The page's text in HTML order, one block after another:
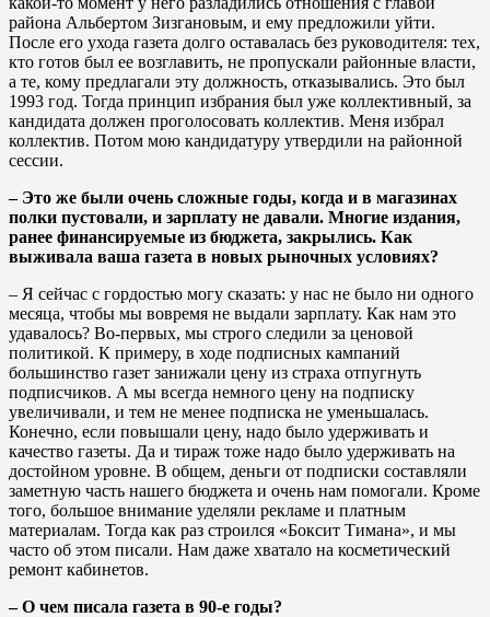
района Альбертом Зизгановым, и ему предложили уйти.
После его ухода газета долго оставалась без руководителя: тех,
кто готов был ее возглавить, не пропускали районные власти,
а те, кому предлагали эту должность, отказывались. Это был
1993 год. Тогда принцип избрания был уже коллективный, за
кандидата должен проголосовать коллектив. Меня избрал
коллектив. Потом мою кандидатуру утвердили на районной
сессии.
– Это же были очень сложные годы, когда и в магазинах
полки пустовали, и зарплату не давали. Многие издания,
ранее финансируемые из бюджета, закрылись. Как
выживала ваша газета в новых рыночных условиях?
– Я сейчас с гордостью могу сказать: у нас не было ни одного
месяца, чтобы мы вовремя не выдали зарплату. Как нам это
удавалось? Во-первых, мы строго следили за ценовой
политикой. К примеру, в ходе подписных кампаний
большинство газет занижали цену из страха отпугнуть
подписчиков. А мы всегда немного цену на подписку
увеличивали, и тем не менее подписка не уменьшалась.
Конечно, если повышали цену, надо было удерживать и
качество газеты. Да и тираж тоже надо было удерживать на
достойном уровне. В общем, деньги от подписки составляли
заметную часть нашего бюджета и очень нам помогали. Кроме
того, большое внимание уделяли рекламе и платным
материалам. Тогда как раз строился «Боксит Тимана», и мы
часто об этом писали. Нам даже хватало на косметический
ремонт кабинетов.
– О чем писала газета в 90-е годы?